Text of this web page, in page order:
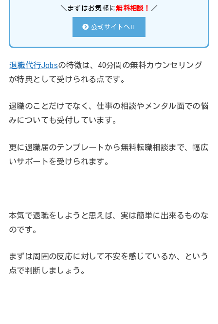
＼まずはお気軽に無料相談！ ／
公式サイトへ
退職代行Jobsの特徴は、40分間の無料カウンセリング
が特典として受けられる点です。
退職のことだけでなく、仕事の相談やメンタル面での悩
みについても受付しています。
更に退職届のテンプレートから無料転職相談まで、幅広
いサポートを受けられます。
本気で退職をしようと思えば、実は簡単に出来るものな
のです。
まずは周囲の反応に対して不安を感じているか、という
点で判断しましょう。